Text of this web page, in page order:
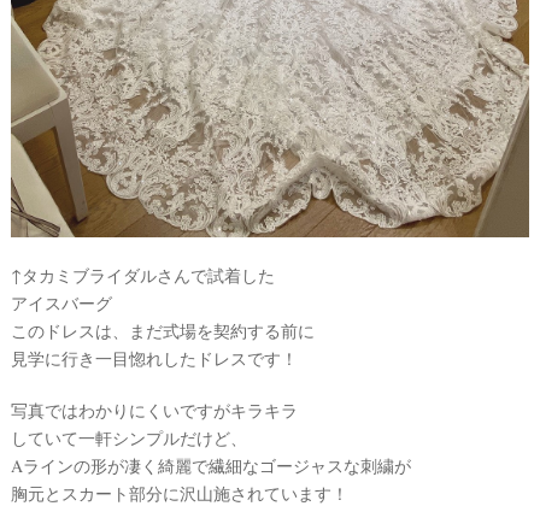
↑タカミブライダルさんで試着した
アイスバーグ
このドレスは、まだ式場を契約する前に
見学に行き一目惚れしたドレスです！
写真ではわかりにくいですがキラキラ
していて一軒シンプルだけど、
Aラインの形が凄く綺麗で繊細なゴージャスな刺繍が
胸元とスカート部分に沢山施されています！
P
L
A
C
O
L
&
D
R
S
S
Y
式
サ
イ
ト
▶